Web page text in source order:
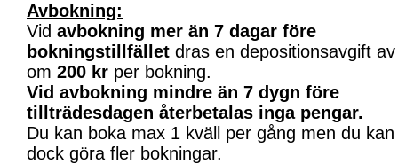
Avbokning:
Vid avbokning mer än 7 dagar före
bokningstillfället dras en depositionsavgift av
om 200 kr per bokning.
Vid avbokning mindre än 7 dygn före
tillträdesdagen återbetalas inga pengar.
Du kan boka max 1 kväll per gång men du kan
dock göra fler bokningar.